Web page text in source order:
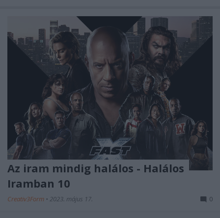
Az iram mindig halálos - Halálos
Iramban 10
Creativ3Form • 2023. május 17. 0